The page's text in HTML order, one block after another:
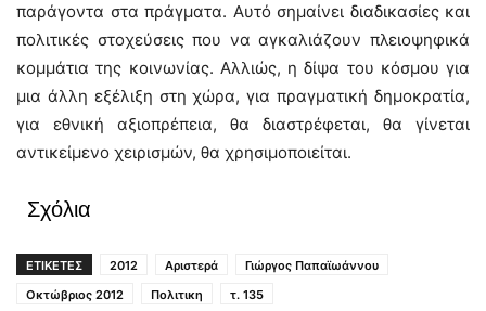
παράγοντα στα πράγματα. Αυτό σημαίνει διαδικασίες και
πολιτικές στοχεύσεις που να αγκαλιάζουν πλειοψηφικά
κομμάτια της κοινωνίας. Αλλιώς, η δίψα του κόσμου για
μια άλλη εξέλιξη στη χώρα, για πραγματική δημοκρατία,
για εθνική αξιοπρέπεια, θα διαστρέφεται, θα γίνεται
αντικείμενο χειρισμών, θα χρησιμοποιείται.
Σχόλια
ΕΤΙΚΕΤΕΣ 2012 Αριστερά
Γιώργος Παπαϊωάννου
Οκτώβριος 2012
Πολιτικη τ. 135